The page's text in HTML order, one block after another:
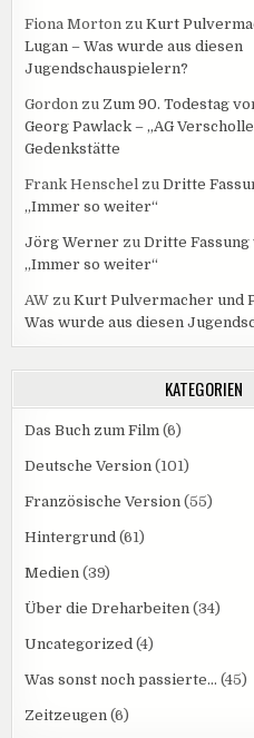
Fiona Mortonzu Kurt
Lugan – Was wurde aus diesen
Jugendschauspielern?
Gordonzu Zum 90. Todestag
Georg Pawlack – „AG
Gedenkstätte
Frank Henschelzu Dritte
„Immer so weiter“
Jörg Werner zu Dritte Fassung
„Immer so weiter“
AWzu Kurt Pulvermacher und
Was wurde aus diesen
KATEGORIEN
Das Buch zum Film(6)
Deutsche Version(101)
Französische Version(55)
Hintergrund(61)
Medien(39)
Über die Dreharbeiten(34)
Uncategorized(4)
Was sonst noch passierte… (45)
Zeitzeugen(6)